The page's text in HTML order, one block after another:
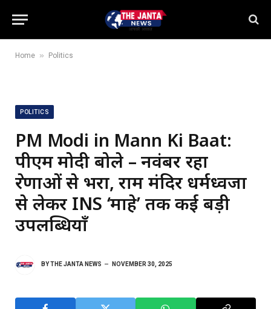
Home » Politics
POLITICS
PM Modi in Mann Ki Baat:
पीएम मोदी बोले – नवंबर रहा
प्रेरणाओं से भरा, राम मंदिर धर्मध्वजा
से लेकर INS ‘माहे’ तक कई बड़ी
उपलब्धियाँ
BYTHE JANTA NEWS NOVEMBER 30, 2025